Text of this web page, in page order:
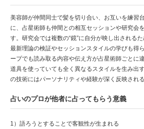
美容師が仲間同士で髪を切り合い、お互いを練習
に、占星術師も仲間との相互セッションや研究会
す。研究会では複数の“鏡”に自分が映し出されるた
最新理論の検証やセッションスタイルの学びも得
ープでも読み取る内容や伝え方が占星術師ごとに
道具を使っていても全く異なるスタイルを生み出
の技術にはパーソナリティや経験が深く反映される
占いのプロが他者に占ってもらう意義
語ろうとすることで客観性が生まれる